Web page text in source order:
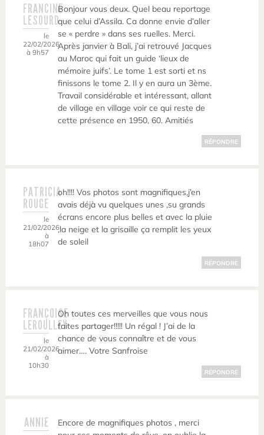
FRANCINE
LESOURD
le
22/02/2026
à 9h57
Bonjour vous deux. Quel beau reportage
que celui d’Assila. Ca donne envie d’aller
se « perdre » dans ses ruelles. Merci.
Après janvier à Bali, j’ai retrouvé Jacques
au Maroc qui fait un guide ‘lieux de
mémoire juifs’. Le tome 1 est sorti et ns
finissons le tome 2. Il y en aura un 3ème.
Travail considérable et intéressant, allant
de village en village voir ce qui reste de
cette présence en 1950, 60. Amitiés
RÉPONDRE
PATRICIA
ROUGE
le
21/02/2026
à
18h07
oh!!!! Vos photos sont magnifiques,j’en
avais déjà vu quelques unes ,su grands
écrans encore plus belles et avec la pluie
,la neige et la grisaille ça remplit les yeux
de soleil
RÉPONDRE
FRANÇOISE
LEROULLEY
le
21/02/2026
à
10h30
Oh toutes ces merveilles que vous nous
faites partager!!!!! Un régal ! J’ai de la
chance de vous connaître et de vous
aimer…. Votre Sanfroise
RÉPONDRE
ANNIE
Encore de magnifiques photos , merci